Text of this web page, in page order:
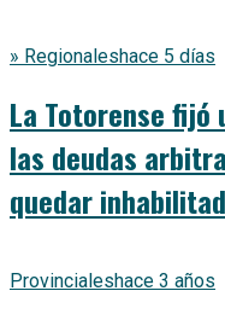
» Regionaleshace 5 días
La Totorense fijó
las deudas
quedar
Provincialeshace 3 años